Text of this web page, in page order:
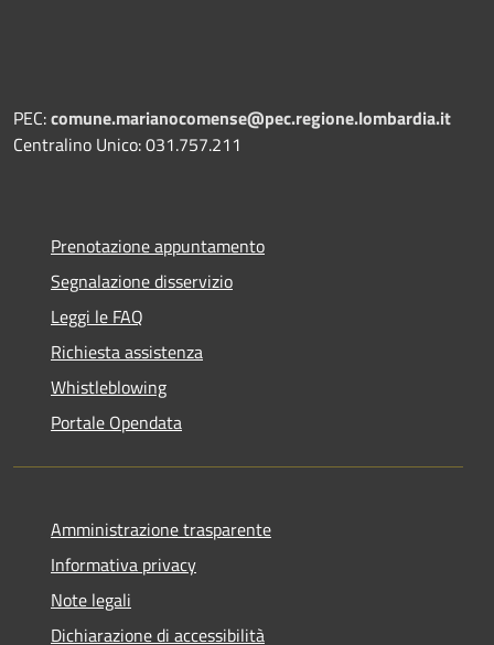
PEC:comune.marianocomense@pec.regione.lombardia.it
Centralino Unico: 031.757.211
Prenotazione appuntamento
Segnalazione disservizio
Leggi le FAQ
Richiesta assistenza
Whistleblowing
Portale Opendata
Amministrazione trasparente
Informativa privacy
Note legali
Dichiarazione di accessibilità